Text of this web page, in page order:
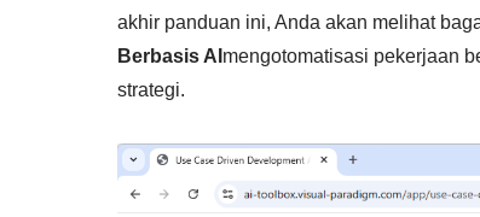
akhir panduan ini, Anda akan melihat
Berbasis AI mengotomatisasi pekerjaan
strategi.